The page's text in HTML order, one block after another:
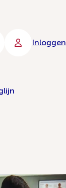
Inloggen